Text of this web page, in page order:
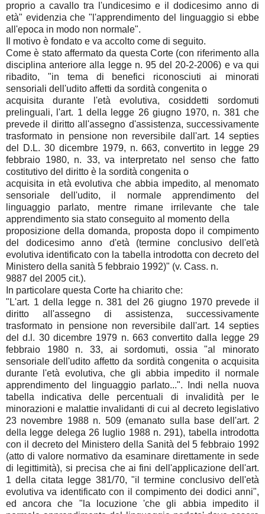
proprio a cavallo tra l'undicesimo e il dodicesimo anno di
età" evidenzia che "l'apprendimento del linguaggio si ebbe
all'epoca in modo non normale".
Il motivo è fondato e va accolto come di seguito.
Come è stato affermato da questa Corte (con riferimento alla
disciplina anteriore alla legge n. 95 del 20-2-2006) e va qui
ribadito, "in tema di benefici riconosciuti ai minorati
sensoriali dell'udito affetti da sordità congenita o
acquisita durante l'età evolutiva, cosiddetti sordomuti
prelinguali, l'art. 1 della legge 26 giugno 1970, n. 381 che
prevede il diritto all'assegno d'assistenza, successivamente
trasformato in pensione non reversibile dall'art. 14 septies
del D.L. 30 dicembre 1979, n. 663, convertito in legge 29
febbraio 1980, n. 33, va interpretato nel senso che fatto
costitutivo del diritto è la sordità congenita o
acquisita in età evolutiva che abbia impedito, al menomato
sensoriale dell'udito, il normale apprendimento del
linguaggio parlato, mentre rimane irrilevante che tale
apprendimento sia stato conseguito al momento della
proposizione della domanda, proposta dopo il compimento
del dodicesimo anno d'età (termine conclusivo dell'età
evolutiva identificato con la tabella introdotta con decreto del
Ministero della sanità 5 febbraio 1992)" (v. Cass. n.
9887 del 2005 cit.).
In particolare questa Corte ha chiarito che:
"L'art. 1 della legge n. 381 del 26 giugno 1970 prevede il
diritto all'assegno di assistenza, successivamente
trasformato in pensione non reversibile dall'art. 14 septies
del d.l. 30 dicembre 1979 n. 663 convertito dalla legge 29
febbraio 1980 n. 33, ai sordomuti, ossia "al minorato
sensoriale dell'udito affetto da sordità congenita o acquisita
durante l'età evolutiva, che gli abbia impedito il normale
apprendimento del linguaggio parlato...". Indi nella nuova
tabella indicativa delle percentuali di invalidità per le
minorazioni e malattie invalidanti di cui al decreto legislativo
23 novembre 1988 n. 509 (emanato sulla base dell'art. 2
della legge delega 26 luglio 1988 n. 291), tabella introdotta
con il decreto del Ministero della Sanità del 5 febbraio 1992
(atto di valore normativo da esaminare direttamente in sede
di legittimità), si precisa che ai fini dell'applicazione dell'art.
1 della citata legge 381/70, "il termine conclusivo dell'età
evolutiva va identificato con il compimento dei dodici anni",
ed ancora che "la locuzione 'che gli abbia impedito il